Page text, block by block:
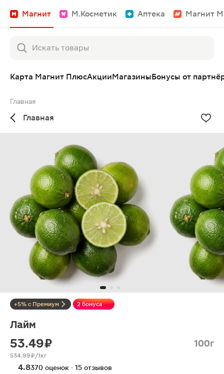
Магнит М.Косметик Аптека Магнит
Карта Магнит ПлюсАкцииМагазиныБонусы от
Главная
Главная
+5% с Премиум 2 бонуса
Лайм
53.49 ₽ 100г
534.99 ₽/1кг
4.8370 оценок · 15 отзывов